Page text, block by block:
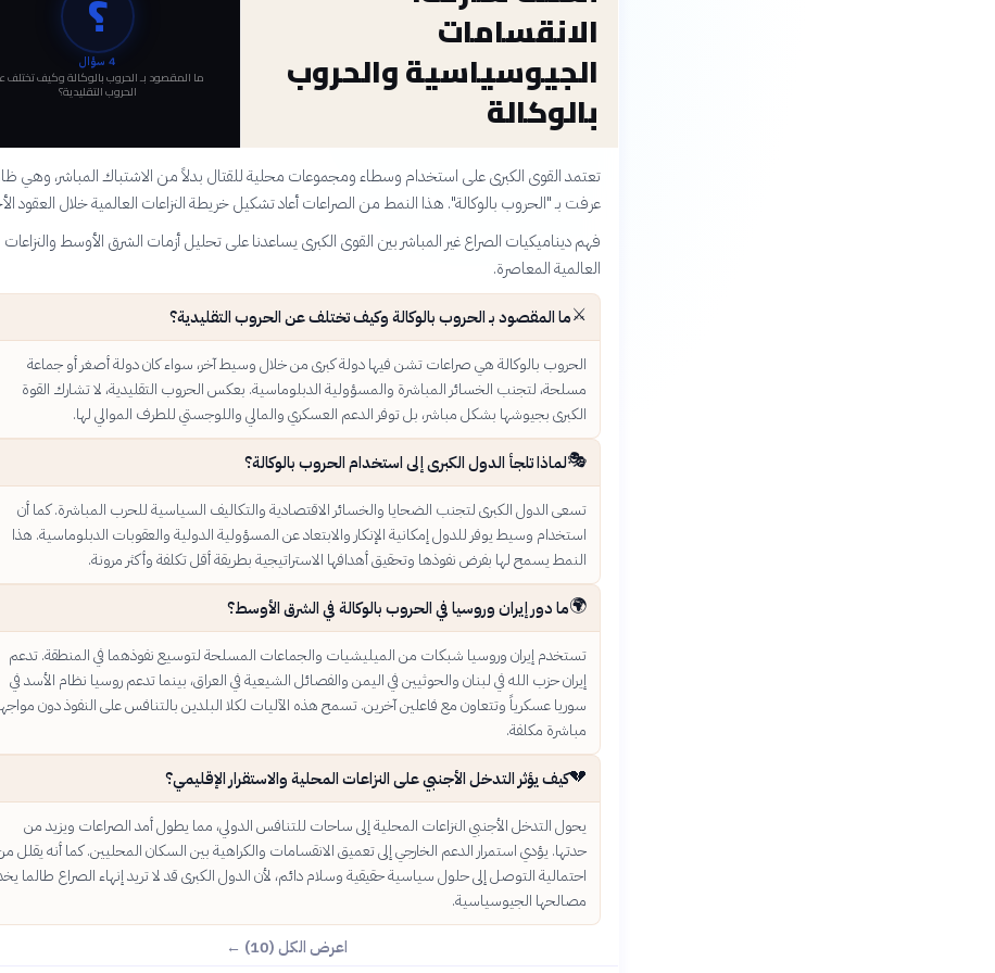
الانقسامات
الجيوسياسية والحروب
بالوكالة
4سؤال
ما المقصود بـ الحروب بالوكالة وكيف تختلف
الحروب التقليدية؟
تعتمد القوى الكبرى على استخدام وسطاء ومجموعات محلية للقتال بدلاً من الاشتباك المباشر، وهي
عرفت بـ "الحروب بالوكالة". هذا النمط من الصراعات أعاد تشكيل خريطة النزاعات العالمية خلال العقود
فهم ديناميكيات الصراع غير المباشر بين القوى الكبرى يساعدنا على تحليل أزمات الشرق الأوسط والنزاعات
العالمية المعاصرة.
⚔️ما المقصود بـ الحروب بالوكالة وكيف تختلف عن الحروب التقليدية؟
الحروب بالوكالة هي صراعات تشن فيها دولة كبرى من خلال وسيط آخر، سواء كان دولة أصغر أو جماعة
مسلحة، لتجنب الخسائر المباشرة والمسؤولية الدبلوماسية. بعكس الحروب التقليدية، لا تشارك القوة
الكبرى بجيوشها بشكل مباشر، بل توفر الدعم العسكري والمالي واللوجستي للطرف الموالي لها.
🎭لماذا تلجأ الدول الكبرى إلى استخدام الحروب بالوكالة؟
تسعى الدول الكبرى لتجنب الضحايا والخسائر الاقتصادية والتكاليف السياسية للحرب المباشرة. كما أن
استخدام وسيط يوفر للدول إمكانية الإنكار والابتعاد عن المسؤولية الدولية والعقوبات الدبلوماسية. هذا
النمط يسمح لها بفرض نفوذها وتحقيق أهدافها الاستراتيجية بطريقة أقل تكلفة وأكثر مرونة.
🌍ما دور إيران وروسيا في الحروب بالوكالة في الشرق الأوسط؟
تستخدم إيران وروسيا شبكات من الميليشيات والجماعات المسلحة لتوسيع نفوذهما في المنطقة. تدعم
إيران حزب الله في لبنان والحوثيين في اليمن والفصائل الشيعية في العراق، بينما تدعم روسيا نظام الأسد في
سوريا عسكرياً وتتعاون مع فاعلين آخرين. تسمح هذه الآليات لكلا البلدين بالتنافس على النفوذ دون
مباشرة مكلفة.
💔كيف يؤثر التدخل الأجنبي على النزاعات المحلية والاستقرار الإقليمي؟
يحول التدخل الأجنبي النزاعات المحلية إلى ساحات للتنافس الدولي، مما يطول أمد الصراعات ويزيد من
حدتها. يؤدي استمرار الدعم الخارجي إلى تعميق الانقسامات والكراهية بين السكان المحليين. كما أنه يقلل
احتمالية التوصل إلى حلول سياسية حقيقية وسلام دائم، لأن الدول الكبرى قد لا تريد إنهاء الصراع طالما
مصالحها الجيوسياسية.
اعرض الكل (10) ←